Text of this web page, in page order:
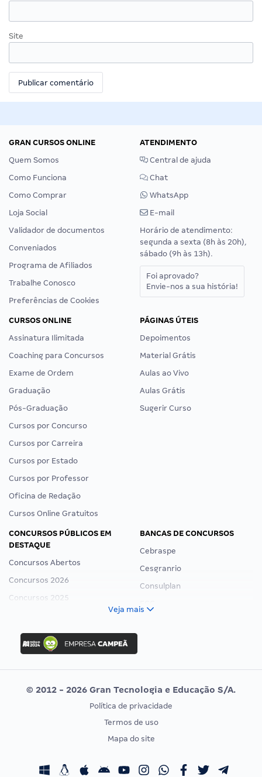
Site
GRAN CURSOS ONLINE
Quem Somos
Como Funciona
Como Comprar
Loja Social
Validador de documentos
Conveniados
Programa de Afiliados
Trabalhe Conosco
Preferências de Cookies
ATENDIMENTO
Central de ajuda
Chat
WhatsApp
E-mail
Horário de atendimento:
segunda a sexta (8h às 20h),
sábado (9h às 13h).
Foi aprovado?
Envie-nos a sua história!
CURSOS ONLINE
Assinatura Ilimitada
Coaching para Concursos
Exame de Ordem
Graduação
Pós-Graduação
Cursos por Concurso
Cursos por Carreira
Cursos por Estado
Cursos por Professor
Oficina de Redação
Cursos Online Gratuitos
PÁGINAS ÚTEIS
Depoimentos
Material Grátis
Aulas ao Vivo
Aulas Grátis
Sugerir Curso
CONCURSOS PÚBLICOS EM
DESTAQUE
Concursos Abertos
Concursos 2026
Concursos 2025
Concurso Ibama
Concurso MPU
Editais publicados
BANCAS DE CONCURSOS
Cebraspe
Cesgranrio
Consulplan
Vunesp
CONCURSOS POR PROFISSÃO
Concursos Fiscais
EXAME DE ORDEM
Calendário OAB
Veja mais
© 2012 - 2026 Gran Tecnologia e Educação S/A.
Política de privacidade
Termos de uso
Mapa do site